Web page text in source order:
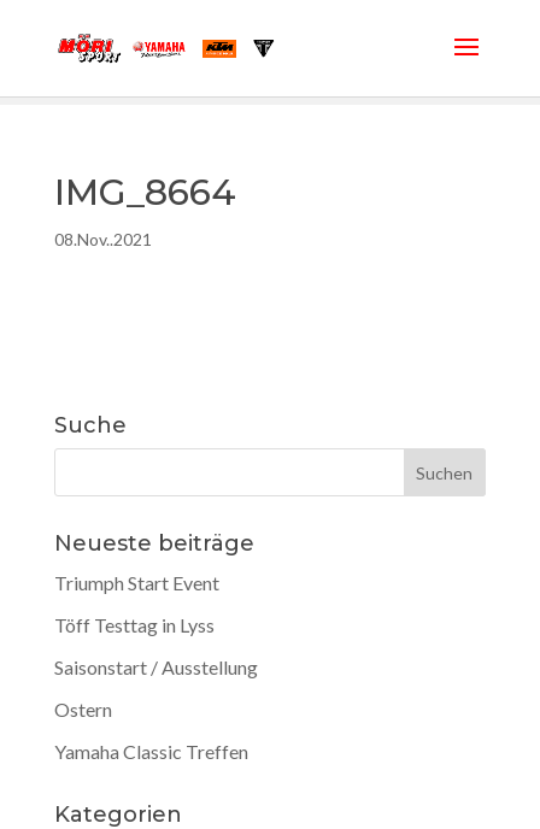
IMG_8664
08.Nov..2021
Suche
Neueste beiträge
Triumph Start Event
Töff Testtag in Lyss
Saisonstart / Ausstellung
Ostern
Yamaha Classic Treffen
Kategorien